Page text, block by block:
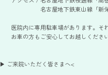
名古屋地下鉄東山線「新
医院内に専用駐車場があります。そ
お車の方もご安心してお越しくださ
▶ ご来院いただく皆さまへ<